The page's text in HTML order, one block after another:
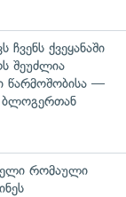
ქვეყანაში
შეუძლია
წარმოშობისა —
ბლოგერთან
რომაული